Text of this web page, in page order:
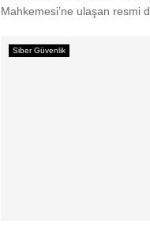
Mahkemesi’ne ulaşan resmi
Siber Güvenlik